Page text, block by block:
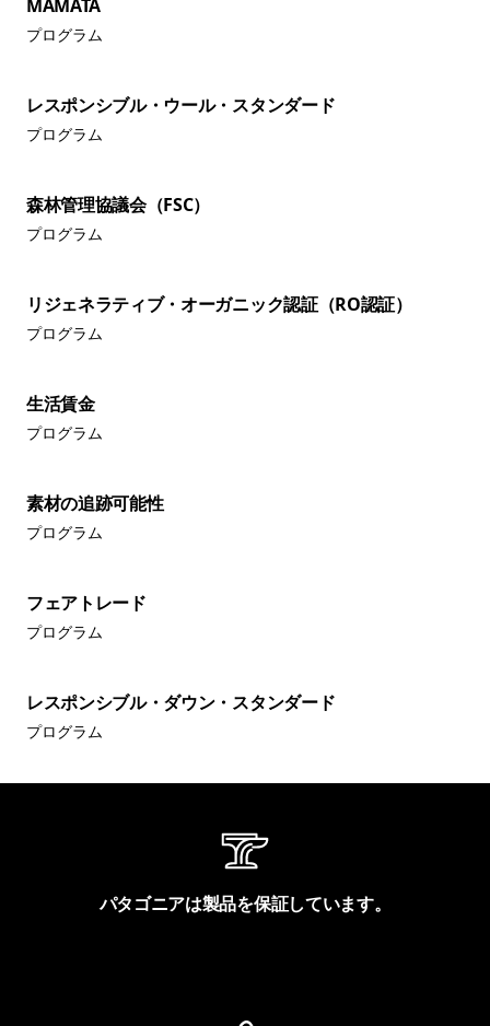
MAMATA
プログラム
レスポンシブル・ウール・スタンダード
プログラム
森林管理協議会（FSC）
プログラム
リジェネラティブ・オーガニック認証（RO認証）
プログラム
生活賃金
プログラム
素材の追跡可能性
プログラム
フェアトレード
プログラム
レスポンシブル・ダウン・スタンダード
プログラム
パタゴニアは製品を保証しています。